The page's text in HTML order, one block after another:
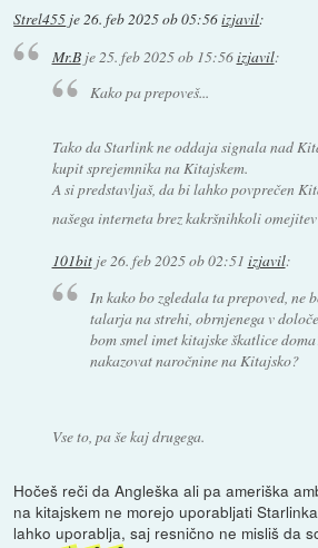
Strel455 je26. feb 2025 ob 05:56izjavil:
Mr.Bje 25. feb 2025 ob 15:56izjavil:
Kako pa prepoveš...
Tako da Starlink ne oddaja signala nad
kupit sprejemnika na Kitajskem.
A si predstavljaš, da bi lahko povprečen
našega interneta brez kakršnihkoli
101bitje26. feb 2025 ob 02:51 izjavil:
In kako bo zgledala ta prepoved, ne
talarja na strehi, obrnjenega v
bom smel imet kitajske škatlice
nakazovat naročnine na Kitajsko?
Vse to, pa še kaj drugega.
Hočeš reči da Angleška ali pa ameriška
na kitajskem ne morejo uporabljati
lahko uporablja, saj resnično ne misliš da